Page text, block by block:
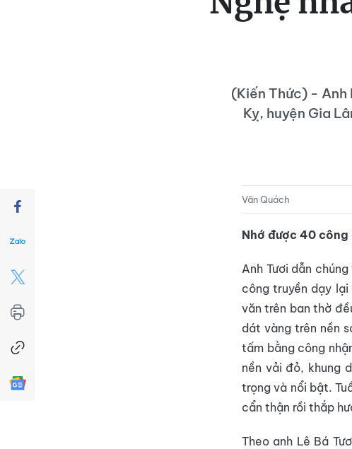
(Kiến Thức) - Anh
Kỵ, huyện Gia
Văn Quách
Nhớ được 40
Anh Tươi dẫn
công truyền dạy
văn trên ban thờ
dát vàng trên nền
tấm bằng công
nền vải đỏ, khung
trọng và nổi bật.
cẩn thận rồi thắp
Theo anh Lê Bá